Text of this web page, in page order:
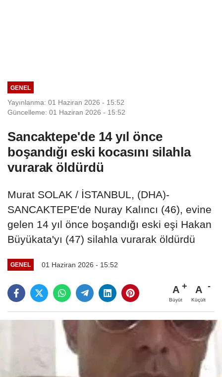
GENEL
Yayınlanma: 01 Haziran 2026 - 15:52
Güncelleme: 01 Haziran 2026 - 15:52
Sancaktepe'de 14 yıl önce
boşandığı eski kocasını silahla
vurarak öldürdü
Murat SOLAK / İSTANBUL, (DHA)-
SANCAKTEPE'de Nuray Kalıncı (46), evine
gelen 14 yıl önce boşandığı eski eşi Hakan
Büyükata'yı (47) silahla vurarak öldürdü
GENEL 01 Haziran 2026 - 15:52
A
Büyüt
A
Küçült